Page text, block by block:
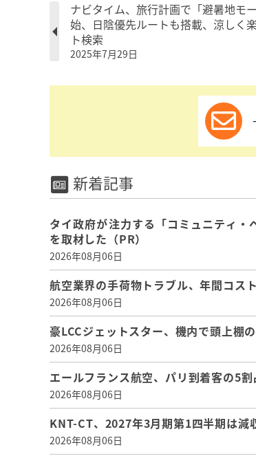
ナビタイム、旅行計画で「避暑地モ
始、日陰優先ルートも搭載、涼しく
ト検索
2025年7月29日
新着記事
タイ政府が注力する「コミュニティ
を取材した（PR）
2026年08月06日
航空業界の手荷物トラブル、年間コ
2026年08月06日
豪LCCジェットスター、機内で頭上棚
2026年08月06日
エールフランス航空、パリ到着客の5
2026年08月06日
KNT-CT、2027年3月期第1四半期は
2026年08月06日